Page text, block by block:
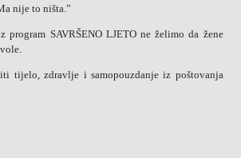
nije to ništa.”
SAVRŠENO LJETO ne želimo da žene
tijelo, zdravlje i samopouzdanje iz poštovanja